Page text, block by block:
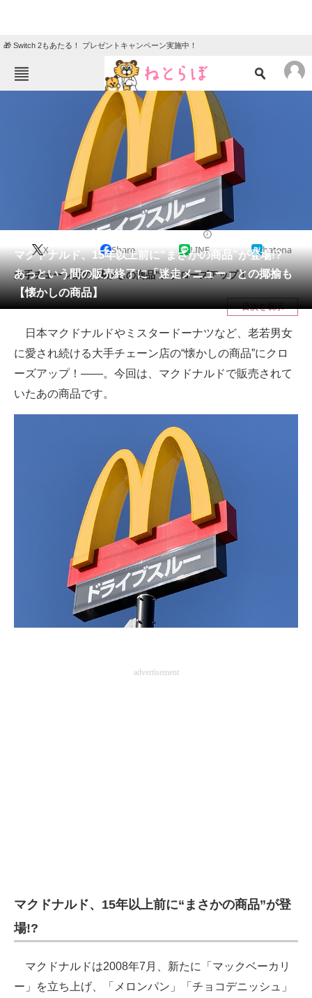
🎁 Switch 2もあたる！ プレゼントキャンペーン実施中！
ニュース
クイズ
地域
教育・育児
リサーチ
会員記事
メディア
注目記事を集めた総合ページ
スマホと通信の最新トレンド
進化するPCとデバイスの未来
ビジネスと働き方のヒント
AI活用のいまが分かる
企業ITのトレンドを詳説
経営リーダーのコミュニティ
マーケ×ITの今がよく分かる
ITエンジニア向け専門サイト
IT製品の技術・比較・事例
マクドナルド、15年以上前に“まさかの商品”が登場!?
あっという間の販売終了に「迷走メニュー」との揶揄も
【懐かしの商品】
X Share LINE hatena
大手チェーン店の“懐かしの商品”にクローズアップ！
目次を表示
日本マクドナルドやミスタードーナツなど、老若男女
に愛され続ける大手チェーン店の“懐かしの商品”にクロ
ーズアップ！――。今回は、マクドナルドで販売されて
いたあの商品です。
advertisement
マクドナルド、15年以上前に“まさかの商品”が登
場!?
マクドナルドは2008年7月、新たに「マックベーカリ
ー」を立ち上げ、「メロンパン」「チョコデニッシュ」